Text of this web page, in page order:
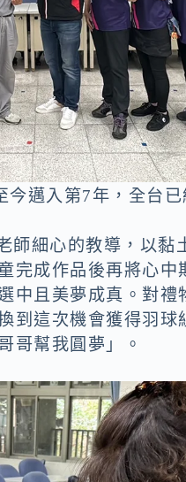
邁入第7年，全台
師細心的教導，以黏
完成作品後再將心中
中且美夢成真。對禮
到這次機會獲得羽球
哥幫我圓夢」。